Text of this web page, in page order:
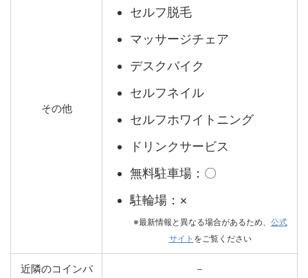
その他
セルフ脱毛
マッサージチェア
デスクバイク
セルフネイル
セルフホワイトニング
ドリンクサービス
無料駐車場：〇
駐輪場：×
※最新情報と異なる場合があるため、 公式
サイト をご覧ください
近隣のコインパ
－